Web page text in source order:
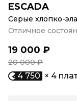
ESCADA
Серые хлопко-
Отличное
19 000 ₽
20 000 ₽
4 750 × 4